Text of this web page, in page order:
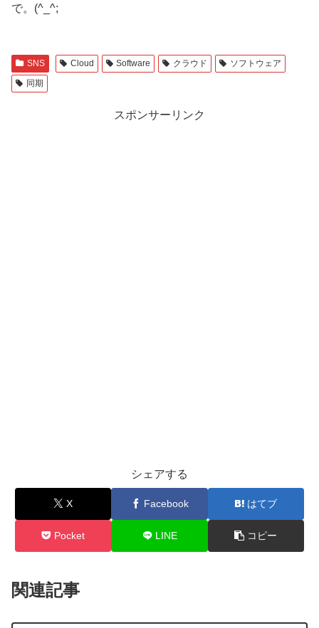
で。(^_^;
SNS Cloud Software クラウド
ソフトウェア
同期
スポンサーリンク
シェアする
X Facebook はてブ
Pocket LINE コピー
関連記事